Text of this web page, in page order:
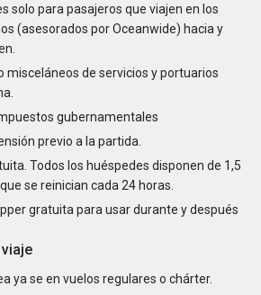
solo para pasajeros que viajen en los
(asesorados por Oceanwide) hacia y
misceláneos de servicios y portuarios
gubernamentales
previo a la partida.
Todos los huéspedes disponen de 1,5
se reinician cada 24 horas.
gratuita para usar durante y después
ya se en vuelos regulares o chárter.